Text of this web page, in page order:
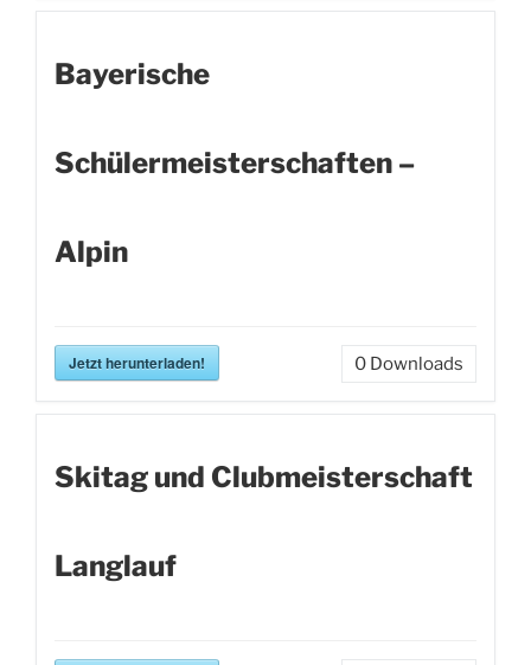
Bayerische
Schülermeisterschaften –
Alpin
Jetzt herunterladen! 0 Downloads
Skitag und Clubmeisterschaft
Langlauf